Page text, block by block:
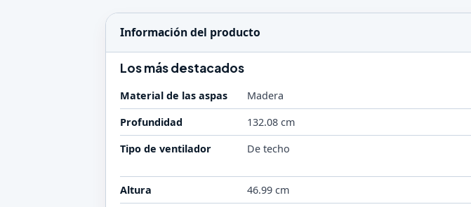
Información del producto
Los más destacados
Material de las aspas Madera
Profundidad
132.08 cm
Tipo de ventilador
De techo
Altura 46.99 cm